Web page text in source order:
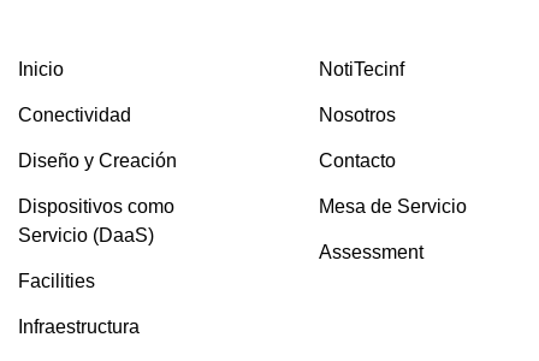
Inicio
Conectividad
Diseño y Creación
Dispositivos como
Servicio (DaaS)
Facilities
Infraestructura
NotiTecinf
Nosotros
Contacto
Mesa de Servicio
Assessment